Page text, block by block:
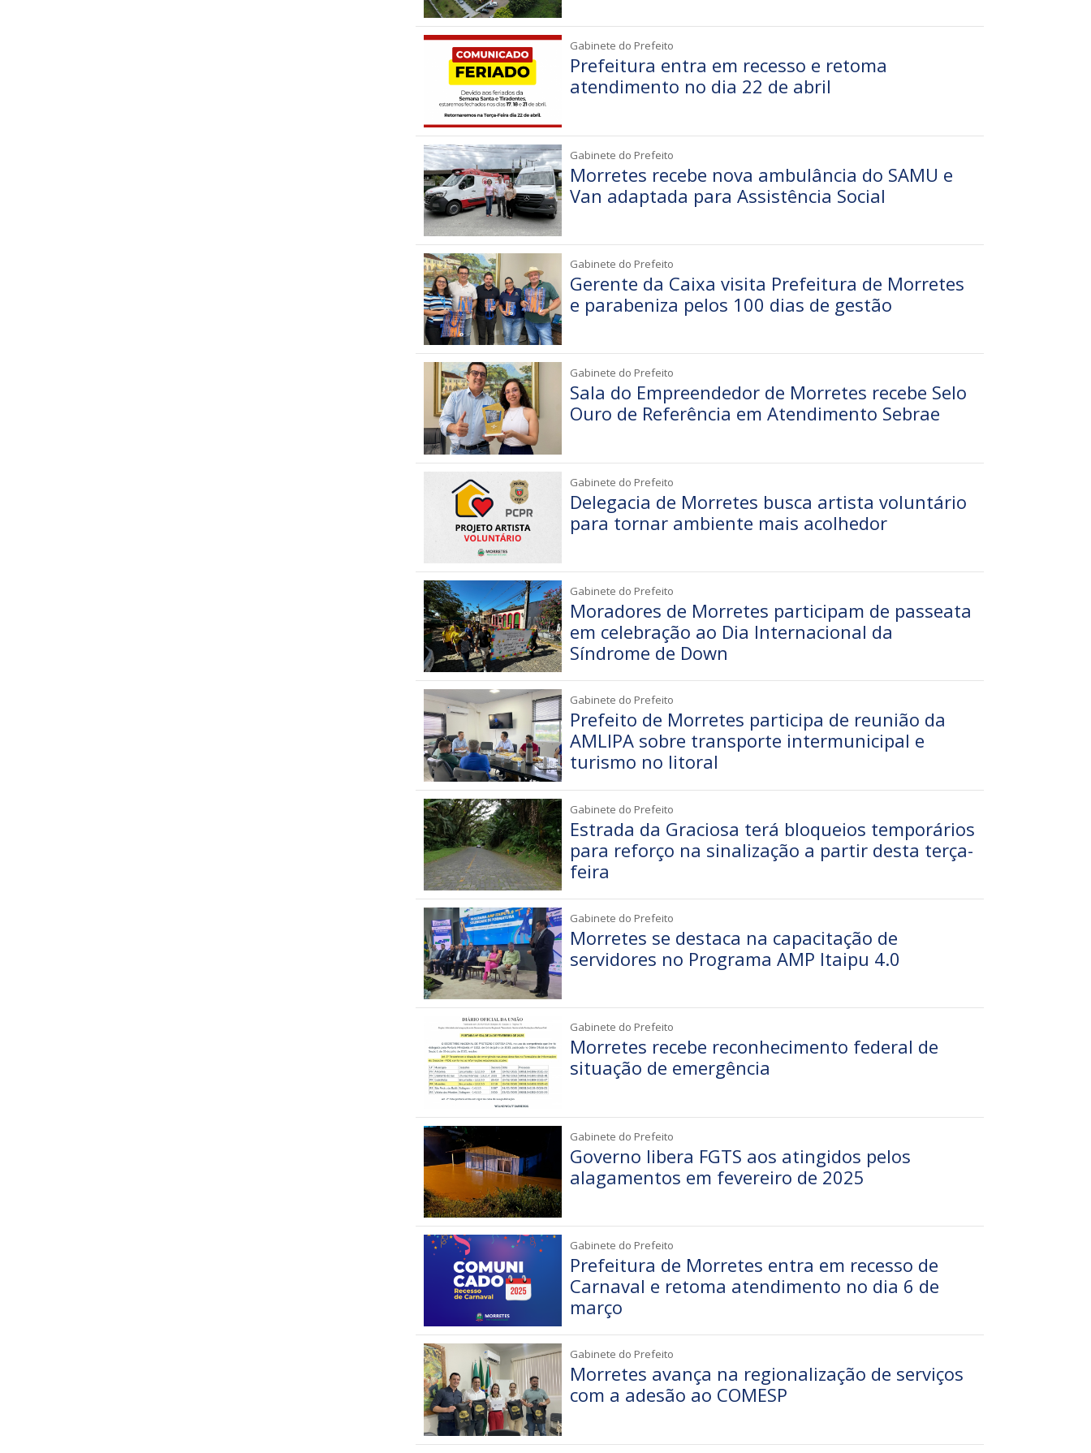
Gabinete do Prefeito
Prefeitura entra em recesso e retoma
atendimento no dia 22 de abril
Gabinete do Prefeito
Morretes recebe nova ambulância do SAMU e
Van adaptada para Assistência Social
Gabinete do Prefeito
Gerente da Caixa visita Prefeitura de Morretes
e parabeniza pelos 100 dias de gestão
Gabinete do Prefeito
Sala do Empreendedor de Morretes recebe Selo
Ouro de Referência em Atendimento Sebrae
Gabinete do Prefeito
Delegacia de Morretes busca artista voluntário
para tornar ambiente mais acolhedor
Gabinete do Prefeito
Moradores de Morretes participam de passeata
em celebração ao Dia Internacional da
Síndrome de Down
Gabinete do Prefeito
Prefeito de Morretes participa de reunião da
AMLIPA sobre transporte intermunicipal e
turismo no litoral
Gabinete do Prefeito
Estrada da Graciosa terá bloqueios temporários
para reforço na sinalização a partir desta terça-
feira
Gabinete do Prefeito
Morretes se destaca na capacitação de
servidores no Programa AMP Itaipu 4.0
Gabinete do Prefeito
Morretes recebe reconhecimento federal de
situação de emergência
Gabinete do Prefeito
Governo libera FGTS aos atingidos pelos
alagamentos em fevereiro de 2025
Gabinete do Prefeito
Prefeitura de Morretes entra em recesso de
Carnaval e retoma atendimento no dia 6 de
março
Gabinete do Prefeito
Morretes avança na regionalização de serviços
com a adesão ao COMESP